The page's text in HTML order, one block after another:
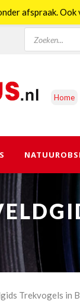
Producten
zoeken
Home
Trekvogels in
afspraak.